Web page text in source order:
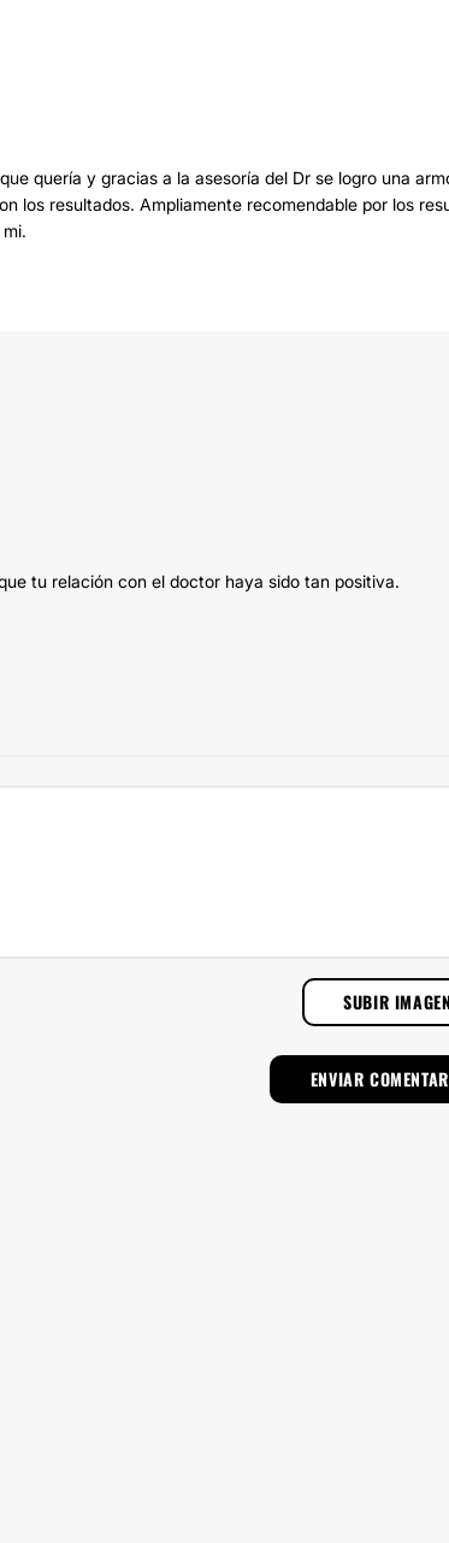
quería y gracias a la asesoría del Dr se logro una
los resultados. Ampliamente recomendable por los
tu relación con el doctor haya sido tan positiva.
SUBIR IMAGEN